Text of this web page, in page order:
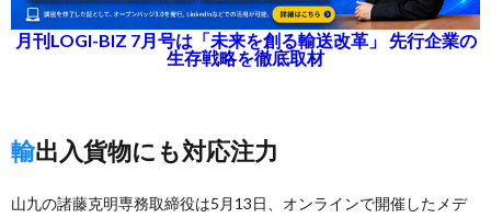
月刊LOGI-BIZ 7月号は「未来を創る輸送改革」 先行企業の
生存戦略を徹底取材
輸出入貨物にも対応注力
山九の諸藤克明専務取締役は5月13日、オンラインで開催したメデ